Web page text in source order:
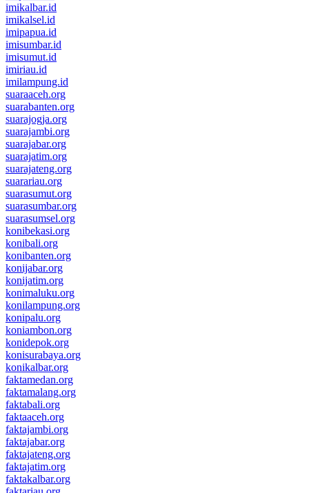
imikalbar.id
imikalsel.id
imipapua.id
imisumbar.id
imisumut.id
imiriau.id
imilampung.id
suaraaceh.org
suarabanten.org
suarajogja.org
suarajambi.org
suarajabar.org
suarajatim.org
suarajateng.org
suarariau.org
suarasumut.org
suarasumbar.org
suarasumsel.org
konibekasi.org
konibali.org
konibanten.org
konijabar.org
konijatim.org
konimaluku.org
konilampung.org
konipalu.org
koniambon.org
konidepok.org
konisurabaya.org
konikalbar.org
faktamedan.org
faktamalang.org
faktabali.org
faktaaceh.org
faktajambi.org
faktajabar.org
faktajateng.org
faktajatim.org
faktakalbar.org